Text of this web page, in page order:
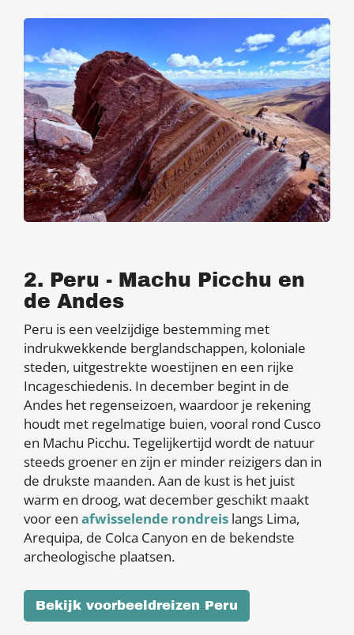
2. Peru - Machu Picchu en
de Andes
Peru is een veelzijdige bestemming met
indrukwekkende berglandschappen, koloniale
steden, uitgestrekte woestijnen en een rijke
Incageschiedenis. In december begint in de
Andes het regenseizoen, waardoor je rekening
houdt met regelmatige buien, vooral rond Cusco
en Machu Picchu. Tegelijkertijd wordt de natuur
steeds groener en zijn er minder reizigers dan in
de drukste maanden. Aan de kust is het juist
warm en droog, wat december geschikt maakt
voor een afwisselende rondreis langs Lima,
Arequipa, de Colca Canyon en de bekendste
archeologische plaatsen.
Bekijk voorbeeldreizen Peru